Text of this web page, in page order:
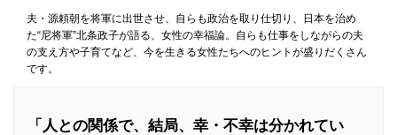
夫・源頼朝を将軍に出世させ、自らも政治を取り仕切り、日本を治め
た“尼将軍”北条政子が語る、女性の幸福論。自らも仕事をしながらの夫
の支え方や子育てなど、今を生きる女性たちへのヒントが盛りだくさん
です。
「人との関係で、結局、幸・不幸は分かれてい